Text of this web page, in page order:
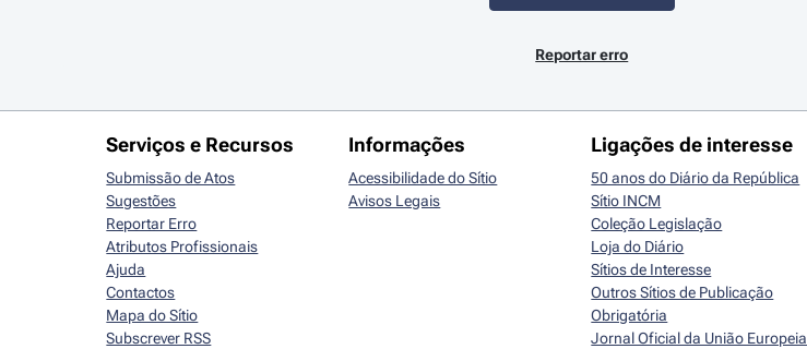
Reportar erro
Serviços e Recursos
Submissão de Atos
Sugestões
Reportar Erro
Atributos Profissionais
Ajuda
Contactos
Mapa do Sítio
Subscrever RSS
Informações
Acessibilidade do Sítio
Avisos Legais
Ligações de interesse
50 anos do Diário da República
Sítio INCM
Coleção Legislação
Loja do Diário
Sítios de Interesse
Outros Sítios de Publicação
Obrigatória
Jornal Oficial da União Europeia